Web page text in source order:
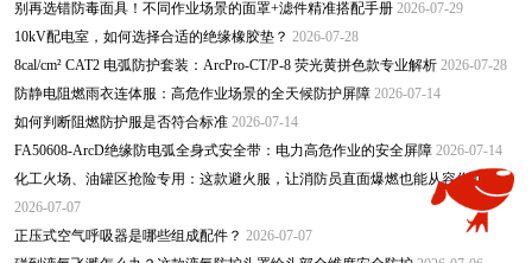
别再选错防毒面具！不同作业场景的面罩+滤件精准搭配手册 2026-07-29
10kV配电室，如何选择合适的绝缘橡胶垫？ 2026-07-28
8cal/cm² CAT2 电弧防护套装：ArcPro-CT/P-8 荧光黄拼色款专业解析 2026-07-28
防静电阻燃雨衣连体服：高危作业场景的全天候防护屏障 2026-07-14
如何判断阻燃防护服是否符合标准 2026-07-14
FA50608-ArcD绝缘防电弧全身式安全带：电力高危作业的安全屏障 2026-07-14
化工火场、油罐区抢险专用：这款避火服，让消防员直面爆燃也能从容作业
2026-07-07
正压式空气呼吸器是哪些组成配件？ 2026-07-07